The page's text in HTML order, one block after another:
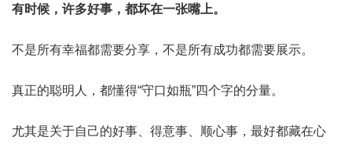
有时候，许多好事，都坏在一张嘴上。
不是所有幸福都需要分享，不是所有成功都需要展示。
真正的聪明人，都懂得“守口如瓶”四个字的分量。
尤其是关于自己的好事、得意事、顺心事，最好都藏在心